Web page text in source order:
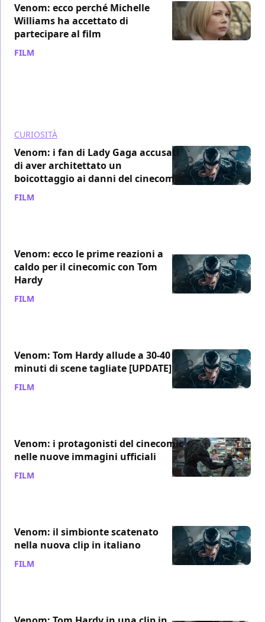
Venom: ecco perché Michelle
Williams ha accettato di
partecipare al film
FILM
CURIOSITÀ
Venom: i fan di Lady Gaga accusati
di aver architettato un
boicottaggio ai danni del cinecomic
FILM
Venom: ecco le prime reazioni a
caldo per il cinecomic con Tom
Hardy
FILM
Venom: Tom Hardy allude a 30-40
minuti di scene tagliate [UPDATE]
FILM
Venom: i protagonisti del cinecomic
nelle nuove immagini ufficiali
FILM
Venom: il simbionte scatenato
nella nuova clip in italiano
FILM